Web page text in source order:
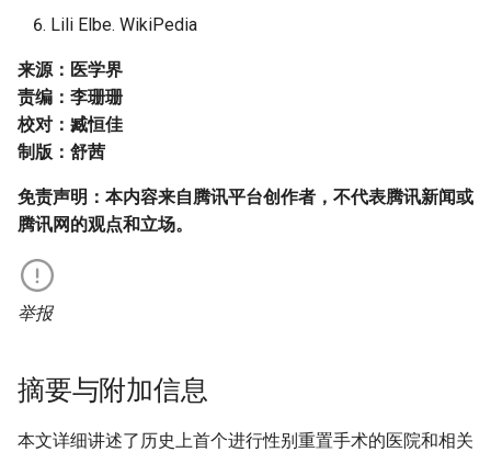
Lili Elbe. WikiPedia
来源：医学界
责编：李珊珊
校对：臧恒佳
制版：舒茜
免责声明：本内容来自腾讯平台创作者，不代表腾讯新闻或
腾讯网的观点和立场。
举报
摘要与附加信息
本文详细讲述了历史上首个进行性别重置手术的医院和相关